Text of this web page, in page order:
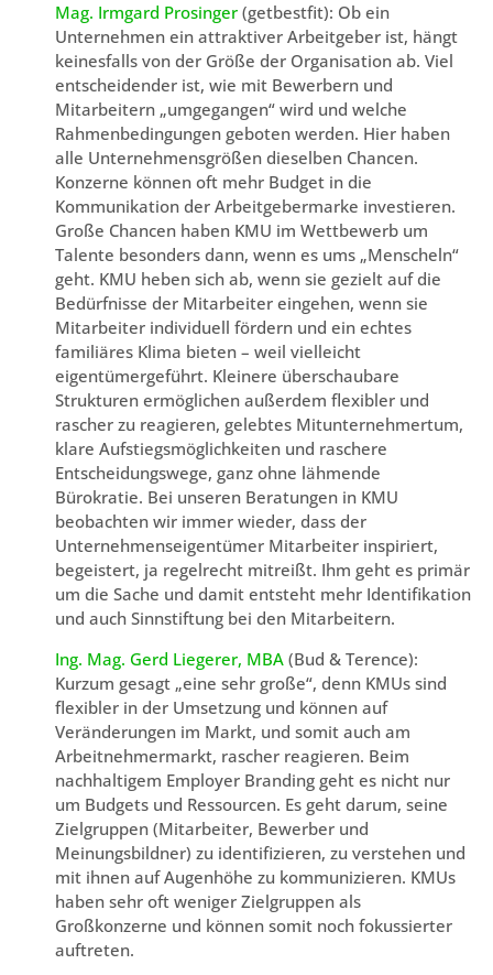
Mag. Irmgard Prosinger (getbestfit): Ob ein
Unternehmen ein attraktiver Arbeitgeber ist, hängt
keinesfalls von der Größe der Organisation ab. Viel
entscheidender ist, wie mit Bewerbern und
Mitarbeitern „umgegangen“ wird und welche
Rahmenbedingungen geboten werden. Hier haben
alle Unternehmensgrößen dieselben Chancen.
Konzerne können oft mehr Budget in die
Kommunikation der Arbeitgebermarke investieren.
Große Chancen haben KMU im Wettbewerb um
Talente besonders dann, wenn es ums „Menscheln“
geht. KMU heben sich ab, wenn sie gezielt auf die
Bedürfnisse der Mitarbeiter eingehen, wenn sie
Mitarbeiter individuell fördern und ein echtes
familiäres Klima bieten – weil vielleicht
eigentümergeführt. Kleinere überschaubare
Strukturen ermöglichen außerdem flexibler und
rascher zu reagieren, gelebtes Mitunternehmertum,
klare Aufstiegsmöglichkeiten und raschere
Entscheidungswege, ganz ohne lähmende
Bürokratie. Bei unseren Beratungen in KMU
beobachten wir immer wieder, dass der
Unternehmenseigentümer Mitarbeiter inspiriert,
begeistert, ja regelrecht mitreißt. Ihm geht es primär
um die Sache und damit entsteht mehr Identifikation
und auch Sinnstiftung bei den Mitarbeitern.
Ing. Mag. Gerd Liegerer, MBA (Bud & Terence):
Kurzum gesagt „eine sehr große“, denn KMUs sind
flexibler in der Umsetzung und können auf
Veränderungen im Markt, und somit auch am
Arbeitnehmermarkt, rascher reagieren. Beim
nachhaltigem Employer Branding geht es nicht nur
um Budgets und Ressourcen. Es geht darum, seine
Zielgruppen (Mitarbeiter, Bewerber und
Meinungsbildner) zu identifizieren, zu verstehen und
mit ihnen auf Augenhöhe zu kommunizieren. KMUs
haben sehr oft weniger Zielgruppen als
Großkonzerne und können somit noch fokussierter
auftreten.